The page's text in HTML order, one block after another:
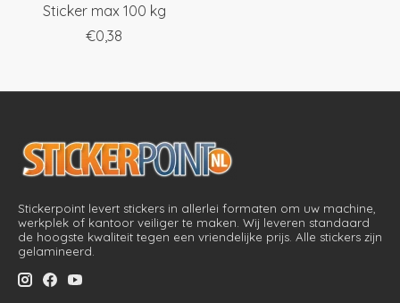
Sticker max 100 kg
€0,38
Stickerpoint levert stickers in allerlei formaten om uw machine,
werkplek of kantoor veiliger te maken. Wij leveren standaard
de hoogste kwaliteit tegen een vriendelijke prijs. Alle stickers zijn
gelamineerd.